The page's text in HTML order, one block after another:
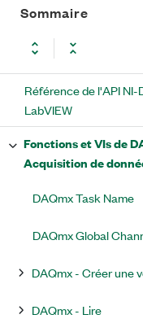
Sommaire
Référence de l'API NI-
LabVIEW
Fonctions et VIs de
Acquisition de
DAQmx Task Name
DAQmx Global
DAQmx - Créer une
DAQmx - Lire